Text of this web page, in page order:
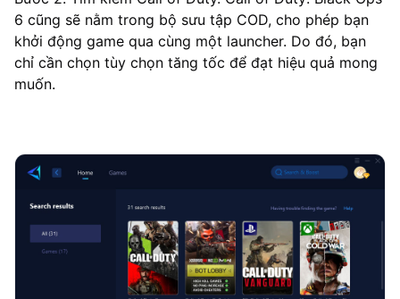
6 cũng sẽ nằm trong bộ sưu tập COD, cho phép bạn
khởi động game qua cùng một launcher. Do đó, bạn
chỉ cần chọn tùy chọn tăng tốc để đạt hiệu quả mong
muốn.